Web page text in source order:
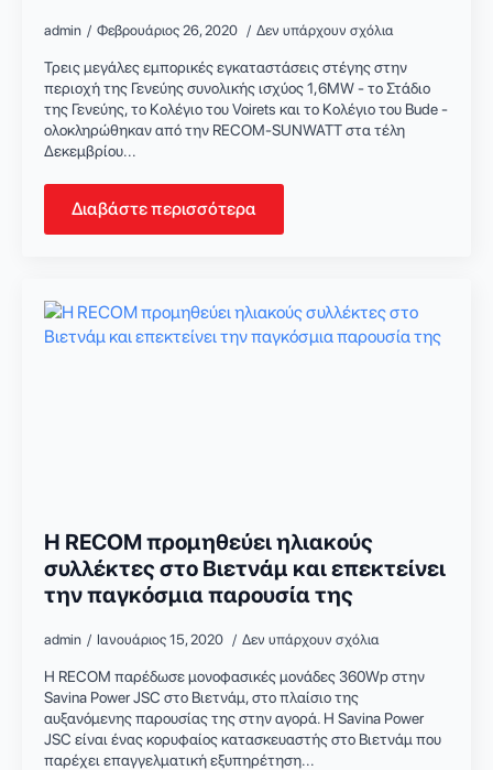
admin Φεβρουάριος 26, 2020 Δεν υπάρχουν σχόλια
Τρεις μεγάλες εμπορικές εγκαταστάσεις στέγης στην
περιοχή της Γενεύης συνολικής ισχύος 1,6MW - το Στάδιο
της Γενεύης, το Κολέγιο του Voirets και το Κολέγιο του Bude -
ολοκληρώθηκαν από την RECOM-SUNWATT στα τέλη
Δεκεμβρίου...
Διαβάστε περισσότερα
Η RECOM προμηθεύει ηλιακούς
συλλέκτες στο Βιετνάμ και επεκτείνει
την παγκόσμια παρουσία της
admin Ιανουάριος 15, 2020 Δεν υπάρχουν σχόλια
Η RECOM παρέδωσε μονοφασικές μονάδες 360Wp στην
Savina Power JSC στο Βιετνάμ, στο πλαίσιο της
αυξανόμενης παρουσίας της στην αγορά. Η Savina Power
JSC είναι ένας κορυφαίος κατασκευαστής στο Βιετνάμ που
παρέχει επαγγελματική εξυπηρέτηση...